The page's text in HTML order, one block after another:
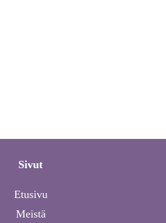
Sivut
Etusivu
Meistä